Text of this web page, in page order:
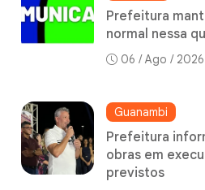
Prefeitura
normal nessa
06 / Ago /
Guanambi
Prefeitura
obras em
previstos